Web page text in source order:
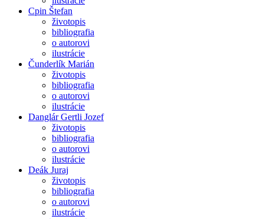
Cpin Štefan
životopis
bibliografia
o autorovi
ilustrácie
Čunderlík Marián
životopis
bibliografia
o autorovi
ilustrácie
Danglár Gertli Jozef
životopis
bibliografia
o autorovi
ilustrácie
Deák Juraj
životopis
bibliografia
o autorovi
ilustrácie